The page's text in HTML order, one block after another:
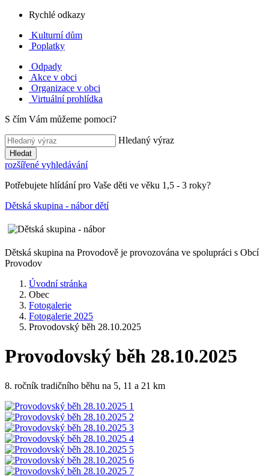
Rychlé odkazy
Kulturní dům
Poplatky
Odpady
Akce v obci
Organizace v obci
Virtuální prohlídka
S čím Vám můžeme pomoci?
Hledaný výraz
Hledat
rozšířené vyhledávání
Potřebujete hlídání pro Vaše děti ve věku 1,5 - 3 roky?
Dětská skupina - nábor dětí
Dětská skupina na Provodově je provozována ve spolupráci s Obcí
Provodov
Úvodní stránka
Obec
Fotogalerie
Fotogalerie 2025
Provodovský běh 28.10.2025
Provodovský běh 28.10.2025
8. ročník tradičního běhu na 5, 11 a 21 km